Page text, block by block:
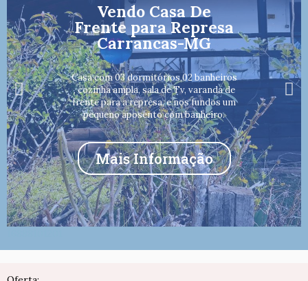
Vendo Casa De
Frente para Represa
Carrancas-MG
Casa com 03 dormitórios,02 banheiros
, cozinha ampla, sala de Tv, varanda de
frente para a represa, e nos fundos um
pequeno aposento com banheiro.
Mais Informação